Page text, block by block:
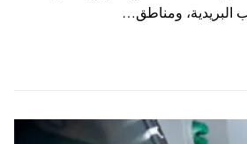
البريدية، ومناطق…